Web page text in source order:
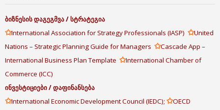
ბიზნესისდაგეგმვა/სტრატეგია
✩International Association for Strategy Professionals (IASP) ✩United
Nations – Strategic Planning Guide for Managers ✩Cascade App –
International Business Plan Template ✩International Chamber of
Commerce (ICC)
ინვესტიციები/დაფინანსება
✩International Economic Development Council (IEDC); ✩OECD